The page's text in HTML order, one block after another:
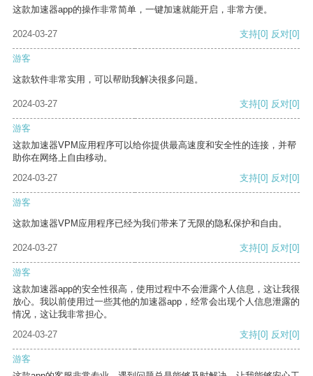
这款加速器app的操作非常简单，一键加速就能开启，非常方便。
2024-03-27 支持[0] 反对[0]
游客
这款软件非常实用，可以帮助我解决很多问题。
2024-03-27 支持[0] 反对[0]
游客
这款加速器VPM应用程序可以给你提供最高速度和安全性的连接，并帮
助你在网络上自由移动。
2024-03-27
支持[0] 反对[0]
游客
这款加速器VPM应用程序已经为我们带来了无限的隐私保护和自由。
2024-03-27 支持[0] 反对[0]
游客
这款加速器app的安全性很高，使用过程中不会泄露个人信息，这让我很
放心。我以前使用过一些其他的加速器app，经常会出现个人信息泄露的
情况，这让我非常担心。
2024-03-27
支持[0] 反对[0]
游客